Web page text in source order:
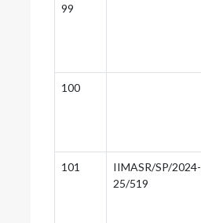
99
100
101
IIMASR/SP/2024-
25/519